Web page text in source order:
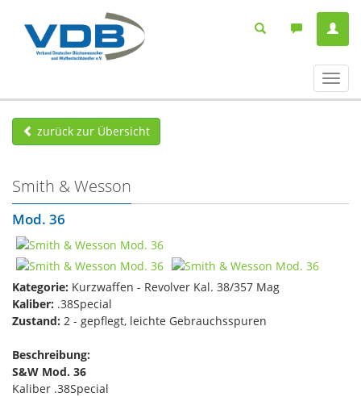
ein-/
zurück zur Übersicht
Smith & Wesson
Mod. 36
Kategorie: Kurzwaffen - Revolver Kal. 38/357 Mag
Kaliber: .38Special
Zustand: 2 - gepflegt, leichte Gebrauchsspuren
Beschreibung:
S&W Mod. 36
Kaliber .38Special